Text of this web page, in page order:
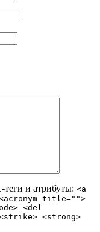
-теги и атрибуты: <a
title="">
<del
<strong>